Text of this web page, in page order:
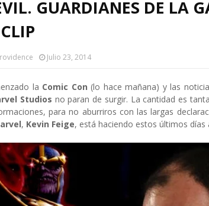
GUARDIANES DE LA
Julio 23, 2014
la Comic Con (lo hace mañana) y las
Studios no paran de surgir. La cantidad es
para no aburriros con las largas
, Kevin Feige, está haciendo estos últimos días